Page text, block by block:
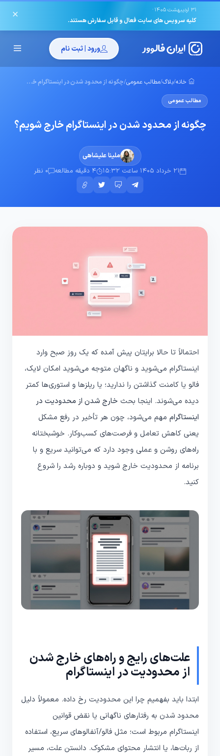
31 اردیبهشت 1405 ·
کلیه سرویس های سایت فعال و قابل سفارش هستند. ✕
ورود | ثبت نام
خانه/بلاگ/مطالب عمومی/ چگونه از محدود شدن در اینستاگرام خارج شویم؟
مطالب عمومی
چگونه از محدود شدن در اینستاگرام خارج شویم؟
ملینا علیشاهی
21 خرداد 1405 ساعت 15:32
4 دقیقه مطالعه 0 نظر
احتمالاً تا حالا برایتان پیش آمده که یک روز صبح وارد
اینستاگرام می‌شوید و ناگهان متوجه می‌شوید امکان لایک،
فالو یا کامنت گذاشتن را ندارید؛ یا ریلزها و استوری‌ها کمتر
دیده می‌شوند. اینجا بحث خارج شدن از محدودیت در
اینستاگرام مهم می‌شود، چون هر تأخیر در رفع مشکل
یعنی کاهش تعامل و فرصت‌های کسب‌وکار. خوشبختانه
راه‌های روشن و عملی وجود دارد که می‌توانید سریع و با
برنامه از محدودیت خارج شوید و دوباره رشد را شروع
کنید.
علت‌های رایج و راه‌های خارج شدن
از محدودیت در اینستاگرام
ابتدا باید بفهمیم چرا این محدودیت رخ داده. معمولاً دلیل
محدود شدن به رفتارهای ناگهانی یا نقض قوانین
اینستاگرام مربوط است؛ مثل فالو/آنفالوهای سریع، استفاده
از ربات‌ها، یا انتشار محتوای مشکوک. دانستن علت، مسیر